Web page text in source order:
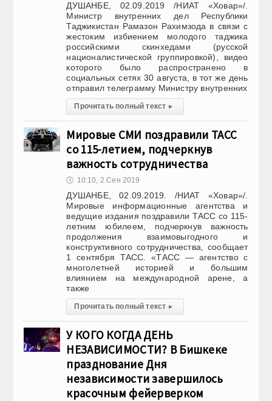
ДУШАНБЕ, 02.09.2019 /НИАТ «Ховар»/.
Министр внутренних дел Республики
Таджикистан Рамазон Рахимзода в связи с
жестоким избиением молодого таджика
российскими скинхедами (русской
националистической группировкой), видео
которого было распространено в
социальных сетях 30 августа, в тот же день
отправил телеграмму Министру внутренних
Прочитать полный текст ▸
Мировые СМИ поздравили ТАСС
со 115-летием, подчеркнув
важность сотрудничества
🕔 10:10, 2.Сен 2019
ДУШАНБЕ, 02.09.2019. /НИАТ «Ховар»/.
Мировые информационные агентства и
ведущие издания поздравили ТАСС со 115-
летним юбилеем, подчеркнув важность
продолжения взаимовыгодного и
конструктивного сотрудничества, сообщает
1 сентября ТАСС. «ТАСС — агентство с
многолетней историей и большим
влиянием на международной арене, а
также
Прочитать полный текст ▸
У КОГО КОГДА ДЕНЬ
НЕЗАВИСИМОСТИ? В Бишкеке
празднование Дня
независимости завершилось
красочным фейерверком